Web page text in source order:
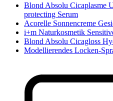
Blond Absolu Cicaplasme
protecting Serum
Acorelle Sonnencreme
i+m Naturkosmetik
Blond Absolu Cicagloss
Modellierendes Locken-